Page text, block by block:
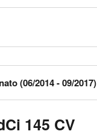
145 CV